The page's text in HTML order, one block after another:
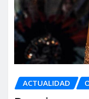
ACTUALIDAD